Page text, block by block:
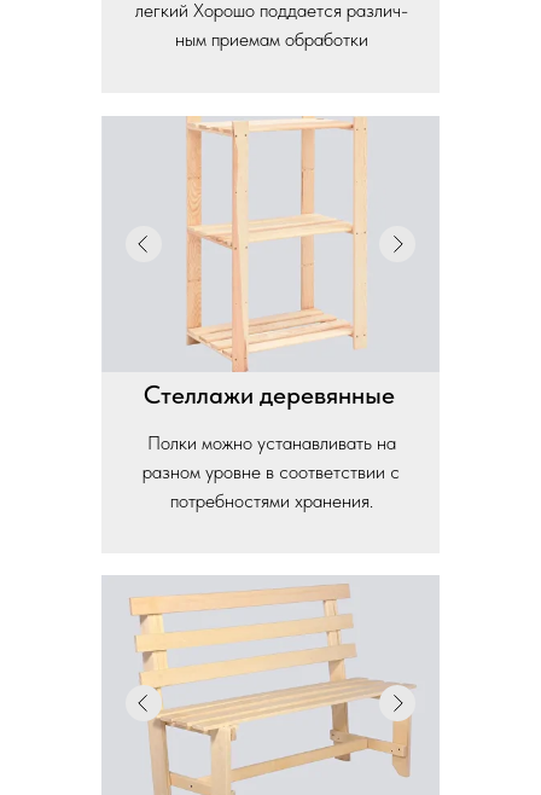
легкий Хорошо поддается различ-
ным приемам обработки
Стеллажи деревянные
Полки можно устанавливать на
разном уровне в соответствии с
потребностями хранения.